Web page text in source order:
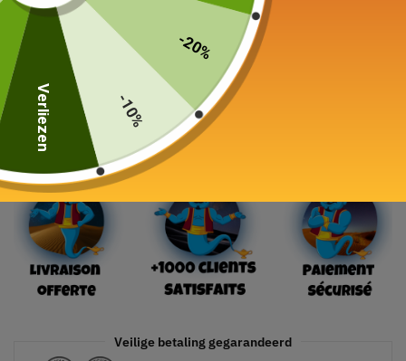
289,00
24 in voorraad
In winkelwagen
Veilige betaling gegarandeerd
-20%
-10%
Verliezen